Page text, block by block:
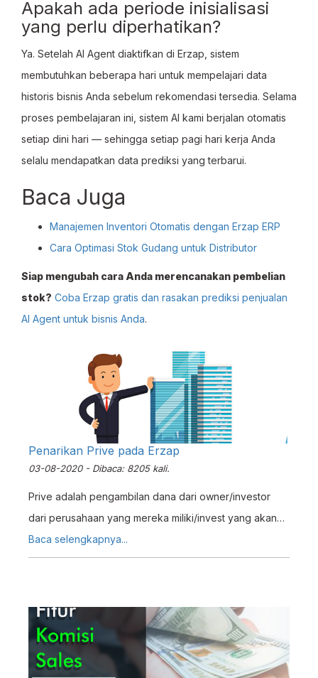
Apakah ada periode inisialisasi
yang perlu diperhatikan?
Ya. Setelah AI Agent diaktifkan di Erzap, sistem
membutuhkan beberapa hari untuk mempelajari data
historis bisnis Anda sebelum rekomendasi tersedia. Selama
proses pembelajaran ini, sistem AI kami berjalan otomatis
setiap dini hari — sehingga setiap pagi hari kerja Anda
selalu mendapatkan data prediksi yang terbarui.
Baca Juga
Manajemen Inventori Otomatis dengan Erzap ERP
Cara Optimasi Stok Gudang untuk Distributor
Siap mengubah cara Anda merencanakan pembelian
stok? Coba Erzap gratis dan rasakan prediksi penjualan
AI Agent untuk bisnis Anda.
Penarikan Prive pada Erzap
03-08-2020 - Dibaca: 8205 kali.
Prive adalah pengambilan dana dari owner/investor
dari perusahaan yang mereka miliki/invest yang akan
digunakan untuk kebutuhan pribadi. Penarikan Prive ini
akan mengakibatkan pengurangan pada nilai Modal
membahas cara menginputkan transaksi Penarikan
Prive
Baca selengkapnya...